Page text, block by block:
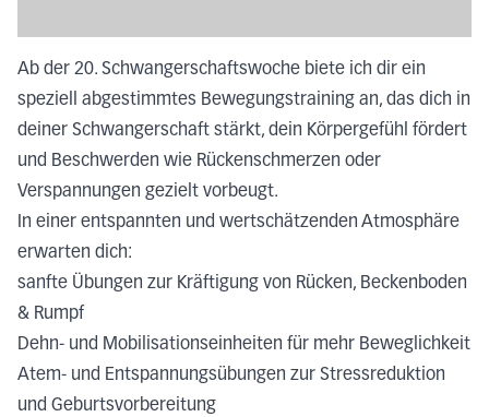
Ab der 20. Schwangerschaftswoche biete ich dir ein
speziell abgestimmtes Bewegungstraining an, das dich in
deiner Schwangerschaft stärkt, dein Körpergefühl fördert
und Beschwerden wie Rückenschmerzen oder
Verspannungen gezielt vorbeugt.
In einer entspannten und wertschätzenden Atmosphäre
erwarten dich:
sanfte Übungen zur Kräftigung von Rücken, Beckenboden
& Rumpf
Dehn- und Mobilisationseinheiten für mehr Beweglichkeit
Atem- und Entspannungsübungen zur Stressreduktion
und Geburtsvorbereitung